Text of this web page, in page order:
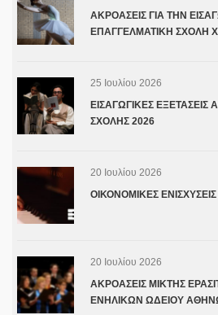
ΑΚΡΟΑΣΕΙΣ ΓΙΑ ΤΗΝ
ΕΠΑΓΓΕΛΜΑΤΙΚΗ ΣΧΟΛΗ
25 Ιουλίου 2026
ΕΙΣΑΓΩΓΙΚΕΣ
ΣΧΟΛΗΣ 2026
20 Ιουλίου 2026
ΟΙΚΟΝΟΜΙΚΕΣ
20 Ιουλίου 2026
ΑΚΡΟΑΣΕΙΣ ΜΙΚΤΗΣ
ΕΝΗΛΙΚΩΝ ΩΔΕΙΟΥ